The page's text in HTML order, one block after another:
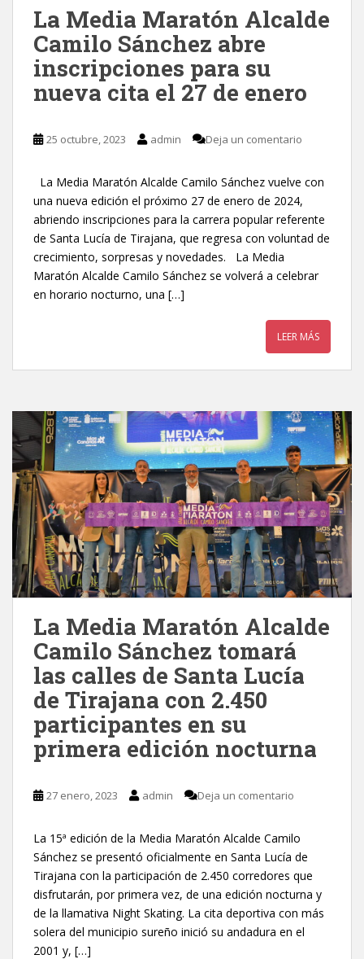
La Media Maratón Alcalde
Camilo Sánchez abre
inscripciones para su
nueva cita el 27 de enero
25 octubre, 2023 admin Deja un comentario
La Media Maratón Alcalde Camilo Sánchez vuelve con
una nueva edición el próximo 27 de enero de 2024,
abriendo inscripciones para la carrera popular referente
de Santa Lucía de Tirajana, que regresa con voluntad de
crecimiento, sorpresas y novedades. La Media
Maratón Alcalde Camilo Sánchez se volverá a celebrar
en horario nocturno, una […]
LEER MÁS
La Media Maratón Alcalde
Camilo Sánchez tomará
las calles de Santa Lucía
de Tirajana con 2.450
participantes en su
primera edición nocturna
27 enero, 2023 admin Deja un comentario
La 15ª edición de la Media Maratón Alcalde Camilo
Sánchez se presentó oficialmente en Santa Lucía de
Tirajana con la participación de 2.450 corredores que
disfrutarán, por primera vez, de una edición nocturna y
de la llamativa Night Skating. La cita deportiva con más
solera del municipio sureño inició su andadura en el
2001 y, […]